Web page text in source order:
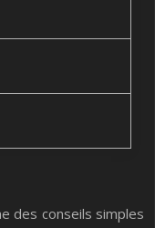
des conseils simples